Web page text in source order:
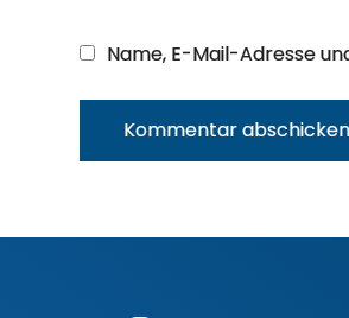
Name, E-Mail-Adresse